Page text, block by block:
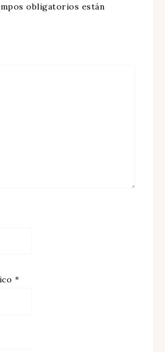
obligatorios están
*